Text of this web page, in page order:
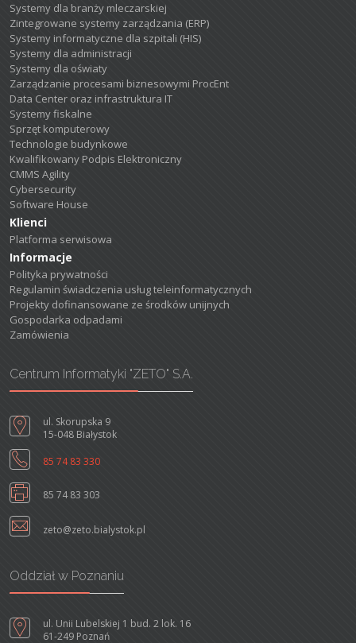
Systemy dla branży mleczarskiej
Zintegrowane systemy zarządzania (ERP)
Systemy informatyczne dla szpitali (HIS)
Systemy dla administracji
Systemy dla oświaty
Zarządzanie procesami biznesowymi ProcEnt
Data Center oraz infrastruktura IT
Systemy fiskalne
Sprzęt komputerowy
Technologie budynkowe
Kwalifikowany Podpis Elektroniczny
CMMS Agility
Cybersecurity
Software House
Klienci
Platforma serwisowa
Informacje
Polityka prywatności
Regulamin świadczenia usług teleinformatycznych
Projekty dofinansowane ze środków unijnych
Gospodarka odpadami
Zamówienia
Centrum Informatyki "ZETO" S.A.
ul. Skorupska 9
15-048 Białystok
85 74 83 330
85 74 83 303
zeto@zeto.bialystok.pl
Oddział w Poznaniu
ul. Unii Lubelskiej 1 bud. 2 lok. 16
61-249 Poznań